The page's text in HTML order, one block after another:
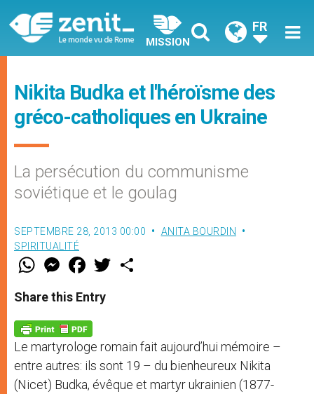
MISSION
FR
Nikita Budka et l'héroïsme des
gréco-catholiques en Ukraine
La persécution du communisme
soviétique et le goulag
SEPTEMBRE 28, 2013 00:00
ANITA BOURDIN
SPIRITUALITÉ
W
t
s
p
p
M
e
s
e
g
e
r
F
a
e
b
o
k
w
Share this Entry
Le martyrologe romain fait aujourd’hui mémoire –
entre autres: ils sont 19 – du bienheureux Nikita
(Nicet) Budka, évêque et martyr ukrainien (1877-